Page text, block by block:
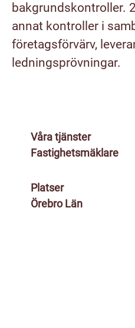
bakgrundskontroller.
annat kontroller i
företagsförvärv,
ledningsprövningar.
Våra tjänster
Fastighetsmäklare
Platser
Örebro Län